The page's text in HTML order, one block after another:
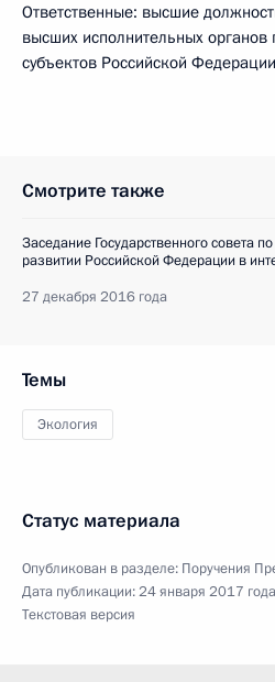
Ответственные: высшие
высших исполнительных органов
субъектов Российской
Смотрите также
Заседание Государственного совета
развитии Российской Федерации в
27 декабря 2016 года
Темы
Экология
Статус материала
Опубликован в разделе: Поручения
Дата публикации:24 января 2017
Текстовая версия